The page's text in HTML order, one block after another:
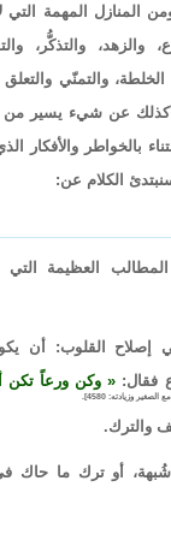
المنازل المهمة التي
والزهد، والتذكُّر،
والتمنّي والتعلق
كذلك عن شيء يسير
بالخواطر والأفكار
الكلام عن:
العظيمة التي
القلوب: أن
فقال:
وكن ورعاً تكن
والترك.
أو ترك ما حاك